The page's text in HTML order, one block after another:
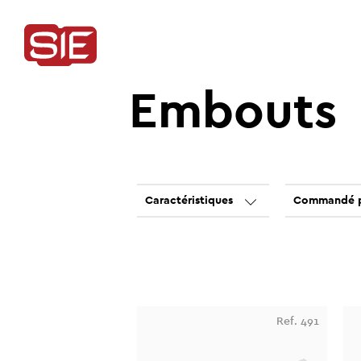
Embouts
Caractéristiques Commandé
Ref. 491